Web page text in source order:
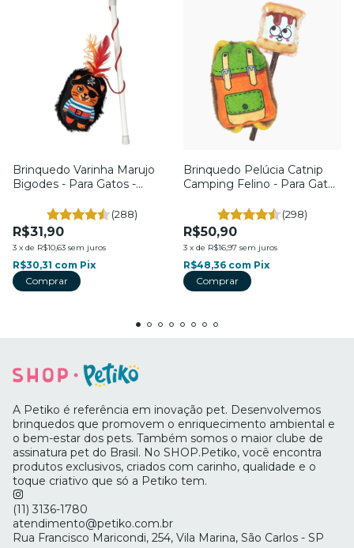
Brinquedo Varinha Marujo
Bigodes - Para Gatos -
(288)
R$31,90
3 x de R$10,63 sem juros
R$30,31 com Pix
Brinquedo Pelúcia Catnip
Camping Felino - Para Gatos
(298)
R$50,90
3 x de R$16,97 sem juros
R$48,36 com Pix
A Petiko é referência em inovação pet. Desenvolvemos
brinquedos que promovem o enriquecimento ambiental e
o bem-estar dos pets. Também somos o maior clube de
assinatura pet do Brasil. No SHOP.Petiko, você encontra
produtos exclusivos, criados com carinho, qualidade e o
toque criativo que só a Petiko tem.
(11) 3136-1780
atendimento@petiko.com.br
Rua Francisco Maricondi, 254, Vila Marina, São Carlos - SP